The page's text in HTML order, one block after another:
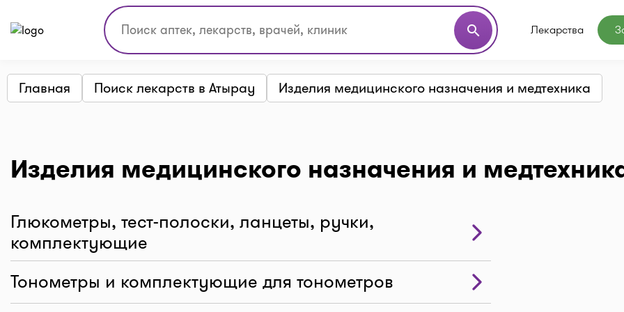
search Лекарства
Главная Поиск лекарств в Атырау Изделия медицинского назначения и медтехника
Изделия медицинского назначения и
Глюкометры, тест-полоски, ланцеты, ручки,
комплектующие
Тонометры и комплектующие для тонометров